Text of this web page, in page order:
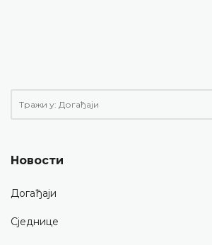
Новости
Догађаји
Сједнице